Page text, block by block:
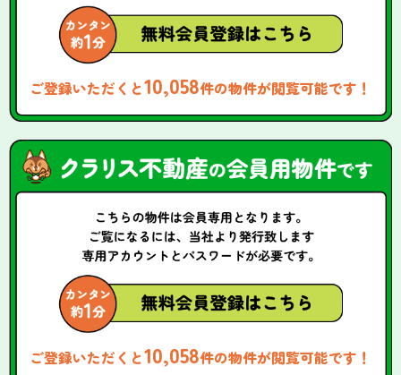
ご登録いただくと10,058件の物件が閲覧可能です！
ご登録いただくと10,058件の物件が閲覧可能です！